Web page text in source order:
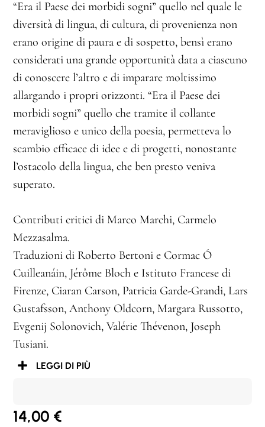
“Era il Paese dei morbidi sogni” quello nel quale le
diversità di lingua, di cultura, di provenienza non
erano origine di paura e di sospetto, bensì erano
considerati una grande opportunità data a ciascuno
di conoscere l’altro e di imparare moltissimo
allargando i propri orizzonti. “Era il Paese dei
morbidi sogni” quello che tramite il collante
meraviglioso e unico della poesia, permetteva lo
scambio efficace di idee e di progetti, nonostante
l’ostacolo della lingua, che ben presto veniva
superato.
Contributi critici di Marco Marchi, Carmelo
Mezzasalma.
Traduzioni di Roberto Bertoni e Cormac Ó
Cuilleanáin, Jérôme Bloch e Istituto Francese di
Firenze, Ciaran Carson, Patricia Garde-Grandi, Lars
Gustafsson, Anthony Oldcorn, Margara Russotto,
Evgenij Solonovich, Valérie Thévenon, Joseph
Tusiani.
LEGGI DI PIÙ
14,00 €